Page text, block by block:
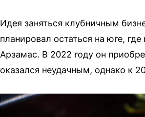
Идея заняться клубничным
планировал остаться на юге,
Арзамас. В 2022 году он
оказался неудачным, однако к